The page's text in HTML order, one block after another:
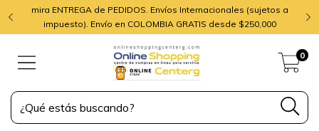
mira ENTREGA de PEDIDOS. Envíos Internacionales (sujetos a
impuesto). Envío en COLOMBIA GRATIS desde $250,000
0